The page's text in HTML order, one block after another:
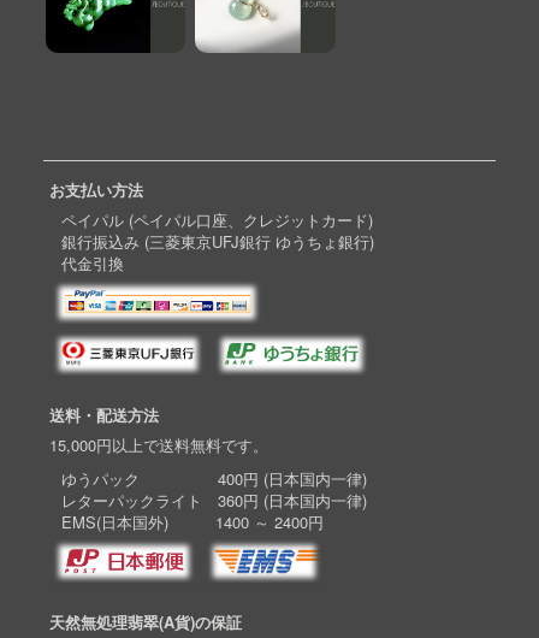
お支払い方法
ペイパル (ペイパル口座、クレジットカード)
銀行振込み (三菱東京UFJ銀行 ゆうちょ銀行)
代金引換
送料・配送方法
15,000円以上で送料無料です。
ゆうパック 400円 (日本国内一律)
レターパックライト 360円 (日本国内一律)
EMS(日本国外) 1400 ～ 2400円
天然無処理翡翠(A貨)の保証